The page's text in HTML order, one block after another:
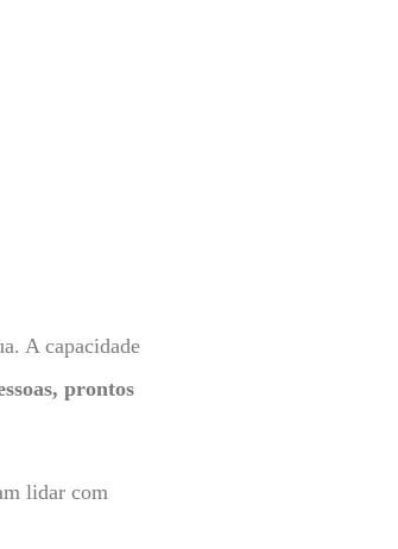
A capacidade
prontos
lidar com